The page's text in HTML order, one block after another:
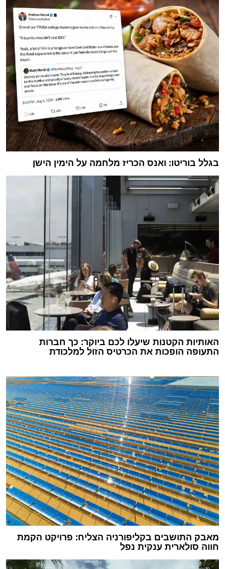
בגלל בוריטו: ואנס הכריז מלחמה על הימין הישן
האותיות הקטנות שיעלו לכם ביוקר: כך חברות
התעופה הופכות את הכרטיס הזול למלכודת
מאבק התושבים בקליפורניה הצליח: פרויקט הקמת
חווה סולארית ענקית נפל